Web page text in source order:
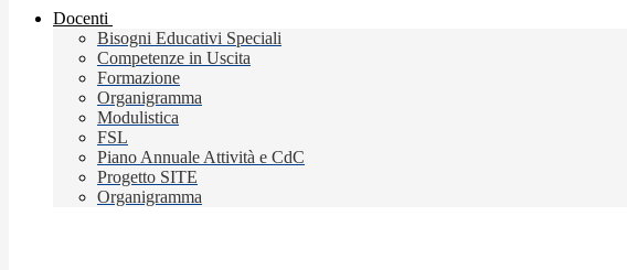
Docenti
Bisogni Educativi Speciali
Competenze in Uscita
Formazione
Organigramma
Modulistica
FSL
Piano Annuale Attività e CdC
Progetto SITE
Organigramma